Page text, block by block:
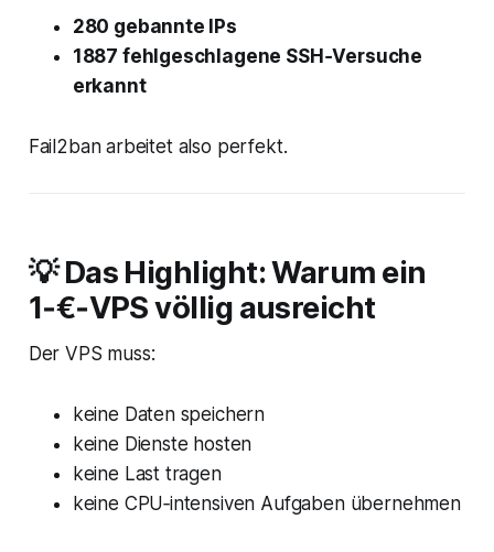
280 gebannte IPs
1887 fehlgeschlagene SSH‑Versuche
erkannt
Fail2ban arbeitet also perfekt.
💡 Das Highlight: Warum ein
1‑€‑VPS völlig ausreicht
Der VPS muss:
keine Daten speichern
keine Dienste hosten
keine Last tragen
keine CPU‑intensiven Aufgaben übernehmen